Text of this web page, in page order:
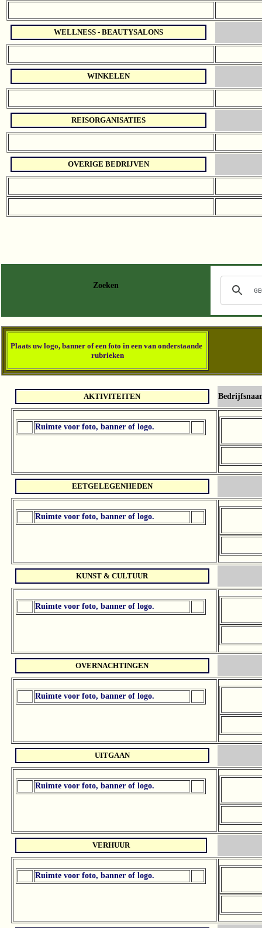
WELLNESS - BEAUTYSALONS
WINKELEN
REISORGANISATIES
OVERIGE BEDRIJVEN
Zoeken
Plaats uw logo, banner of een foto in een van onderstaande
rubrieken
AKTIVITEITEN
Ruimte voor foto, banner of logo.
EETGELEGENHEDEN
Ruimte voor foto, banner of logo.
KUNST & CULTUUR
Ruimte voor foto, banner of logo.
OVERNACHTINGEN
Ruimte voor foto, banner of logo.
UITGAAN
Ruimte voor foto, banner of logo.
VERHUUR
Ruimte voor foto, banner of logo.